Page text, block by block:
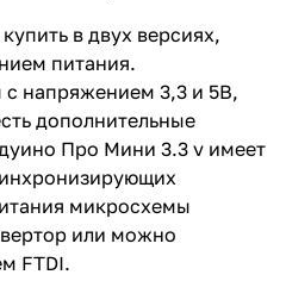
в двух версиях,
питания.
с напряжением 3,3 и 5В,
дополнительные
Про Мини 3.3 v имеет
микросхемы
или можно
FTDI.